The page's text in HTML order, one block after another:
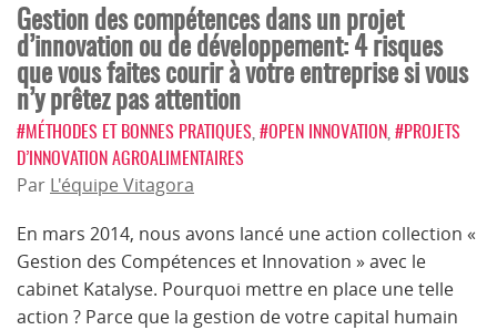
Gestion des compétences dans un projet
d’innovation ou de développement: 4 risques
que vous faites courir à votre entreprise si vous
n’y prêtez pas attention
#MÉTHODES ET BONNES PRATIQUES #OPEN INNOVATION #PROJETS
D’INNOVATION AGROALIMENTAIRES
Par L'équipe Vitagora
En mars 2014, nous avons lancé une action collection «
Gestion des Compétences et Innovation » avec le
cabinet Katalyse. Pourquoi mettre en place une telle
action ? Parce que la gestion de votre capital humain